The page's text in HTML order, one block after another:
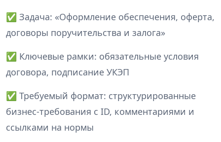
✅ Задача: «Оформление обеспечения, оферта,
договоры поручительства и залога»
✅ Ключевые рамки: обязательные условия
договора, подписание УКЭП
✅ Требуемый формат: структурированные
бизнес-требования с ID, комментариями и
ссылками на нормы